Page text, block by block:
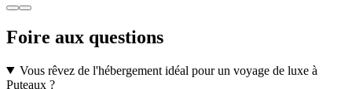
Foire aux questions
Vous rêvez de l'hébergement idéal pour un voyage de luxe à
Puteaux ?